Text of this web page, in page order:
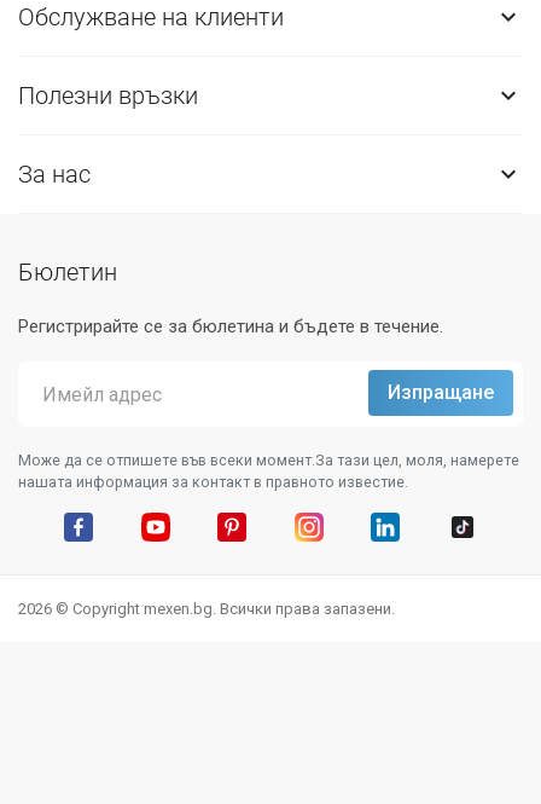
Обслужване на клиенти 
Полезни връзки 
За нас 
Бюлетин
Регистрирайте се за бюлетина и бъдете в течение.
Може да се отпишете във всеки момент.За тази цел, моля, намерете
нашата информация за контакт в правното известие.
2026 © Copyright mexen.bg. Всички права запазени.